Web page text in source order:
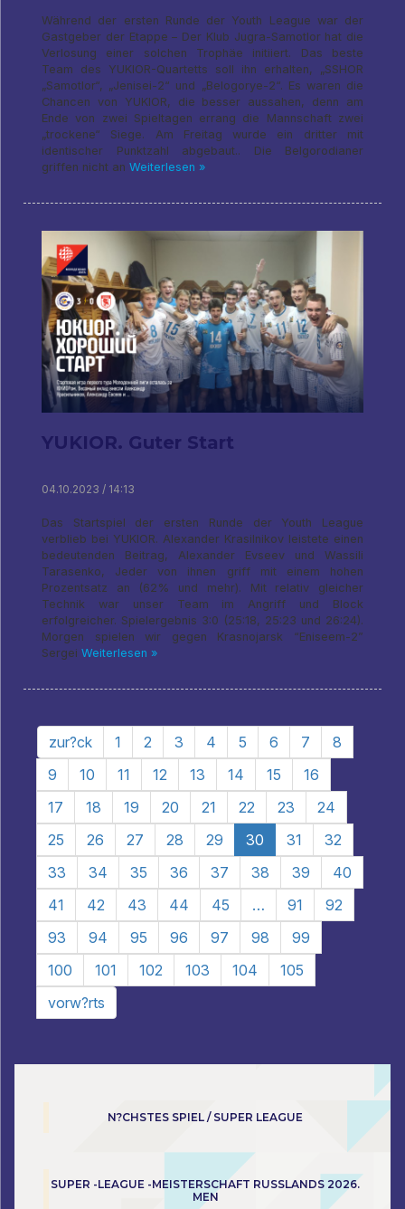
Während der ersten Runde der Youth League war der
Gastgeber der Etappe – Der Klub Jugra-Samotlor hat die
Verlosung einer solchen Trophäe initiiert. Das beste
Team des YUKIOR-Quartetts soll ihn erhalten, „SSHOR
„Samotlor“, „Jenisei-2“ und „Belogorye-2“. Es waren die
Chancen von YUKIOR, die besser aussahen, denn am
Ende von zwei Spieltagen errang die Mannschaft zwei
„trockene“ Siege. Am Freitag wurde ein dritter mit
identischer Punktzahl abgebaut.. Die Belgorodianer
griffen nicht an Weiterlesen »
YUKIOR. Guter Start
04.10.2023 / 14:13
Das Startspiel der ersten Runde der Youth League
verblieb bei YUKIOR. Alexander Krasilnikov leistete einen
bedeutenden Beitrag, Alexander Evseev und Wassili
Tarasenko, Jeder von ihnen griff mit einem hohen
Prozentsatz an (62% und mehr). Mit relativ gleicher
Technik war unser Team im Angriff und Block
erfolgreicher. Spielergebnis 3:0 (25:18, 25:23 und 26:24).
Morgen spielen wir gegen Krasnojarsk “Eniseem-2”
Sergei Weiterlesen »
zur?ck 1 2 3 4 5 6 7
8
9
10 11 12 13 14 15
16
17
18 19 20 21 22 23
24
25
26 27 28 29 30 31
32
33
34 35 36 37 38 39
40
41
42 43 44 45 … 91
92
93
94 95 96 97 98
99
100
101 102 103 104
105
vorw?rts
N?CHSTES SPIEL / SUPER LEAGUE
SUPER -LEAGUE -MEISTERSCHAFT RUSSLANDS 2026.
MEN